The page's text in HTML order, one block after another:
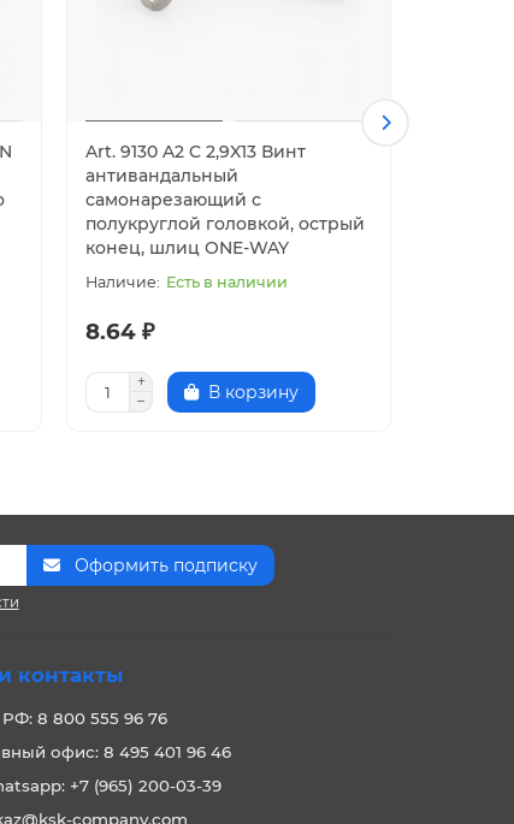
Art. 9130 A2 C 2,9X13 Винт
антивандальный
самонарезающий с
полукруглой головкой, острый
конец, шлиц ONE-WAY
Есть в наличии
8.64 ₽
В корзину
Оформить подписку
контакты
8 800 555 96 76
офис: 8 495 401 96 46
+7 (965) 200-03-39
company.com